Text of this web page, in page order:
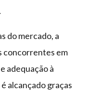
do mercado, a
concorrentes em
adequação à
alcançado graças